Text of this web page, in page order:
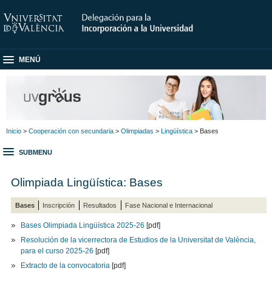
MENÚ
Inicio > Cooperación con secundaria > Olimpiadas > Lingüística > Bases
SUBMENU
Olimpiada Lingüística: Bases
Bases Inscripción Resultados Fase Nacional e Internacional
Bases Olimpiada Lingüística 2025-26 [pdf]
Resolución de la vicerrectora de Estudios de la Universitat de València,
para el curso 2025-26 [pdf]
Extracto de la convocatoria [pdf]